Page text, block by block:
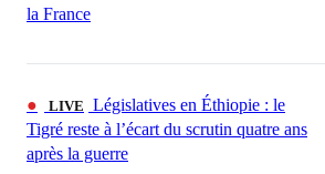
la France
● LIVE
Législatives en Éthiopie : le
Tigré reste à l’écart du scrutin quatre ans
après la guerre